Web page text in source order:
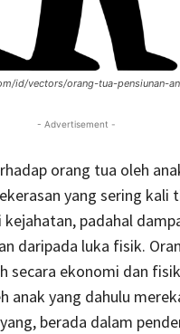
id/vectors/orang-tua-pensiunan-
- Advertisement -
orang tua oleh
yang sering kali
padahal
daripada luka fisik.
secara ekonomi dan
anak yang dahulu
berada dalam